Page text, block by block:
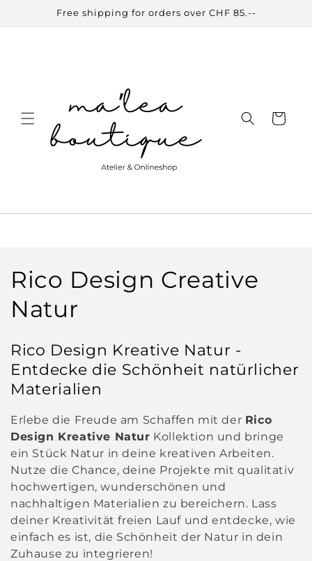
Skip toFree shipping for orders over CHF 85.--
Cart
C
o
l
l
e
c
t
i
o
n
Rico Design Creative
Natur
Rico Design Kreative Natur -
Entdecke die Schönheit natürlicher
Materialien
Erlebe die Freude am Schaffen mit der Rico
Design Kreative Natur Kollektion und bringe
ein Stück Natur in deine kreativen Arbeiten.
Nutze die Chance, deine Projekte mit qualitativ
hochwertigen, wunderschönen und
nachhaltigen Materialien zu bereichern. Lass
deiner Kreativität freien Lauf und entdecke, wie
einfach es ist, die Schönheit der Natur in dein
Zuhause zu integrieren!